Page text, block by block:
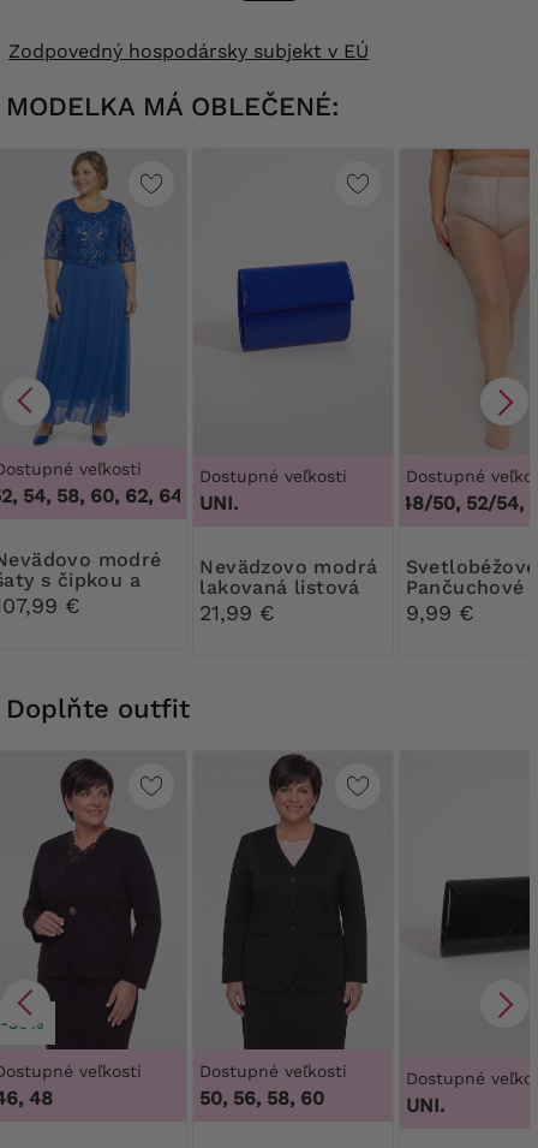
Zodpovedný hospodársky subjekt v EÚ
MODELKA MÁ OBLEČENÉ:
veľkosti
54, 58, 60, 62, 64, 46, 50, 52, 54, 58, 60, 62, 64
s čipkou a
€
Dostupné veľkosti
UNI.
Nevädzovo modrá
lakovaná listová
kabelka
21,99 €
Dostupné
44/46, 48/50, 52/54,
Svetlobéžové
Pančuchové
nohavice
30 DEN
9,99 €
Doplňte outfit
-30%
veľkosti
48
Dostupné veľkosti
50, 56, 58, 60
Dostupné
UNI.